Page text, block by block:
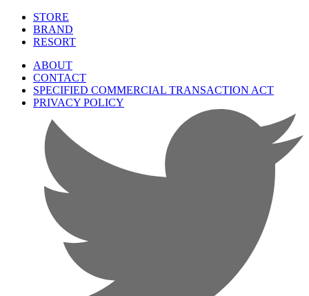
STORE
BRAND
RESORT
ABOUT
CONTACT
SPECIFIED COMMERCIAL TRANSACTION ACT
PRIVACY POLICY